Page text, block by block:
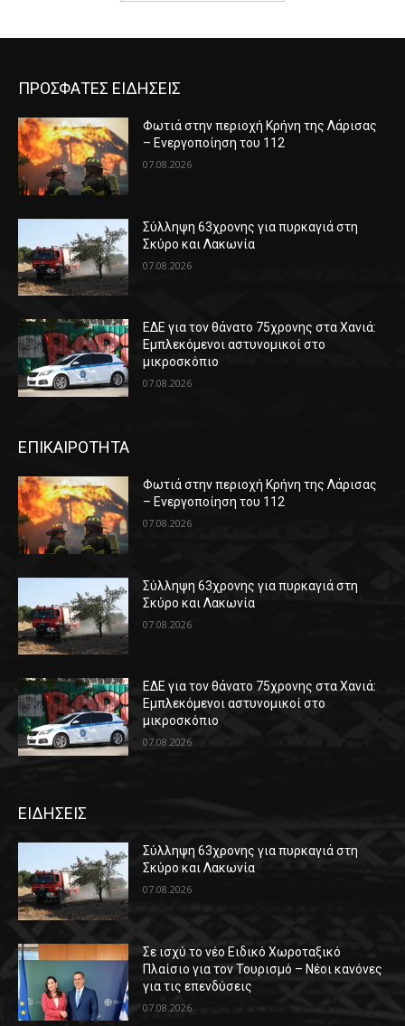
ΠΡΟΣΦΑΤΕΣ ΕΙΔΗΣΕΙΣ
Φωτιά στην περιοχή Κρήνη της Λάρισας
– Ενεργοποίηση του 112
07.08.2026
Σύλληψη 63χρονης για πυρκαγιά στη
Σκύρο και Λακωνία
07.08.2026
ΕΔΕ για τον θάνατο 75χρονης στα Χανιά:
Εμπλεκόμενοι αστυνομικοί στο
μικροσκόπιο
07.08.2026
ΕΠΙΚΑΙΡΟΤΗΤΑ
Φωτιά στην περιοχή Κρήνη της Λάρισας
– Ενεργοποίηση του 112
07.08.2026
Σύλληψη 63χρονης για πυρκαγιά στη
Σκύρο και Λακωνία
07.08.2026
ΕΔΕ για τον θάνατο 75χρονης στα Χανιά:
Εμπλεκόμενοι αστυνομικοί στο
μικροσκόπιο
07.08.2026
ΕΙΔΗΣΕΙΣ
Σύλληψη 63χρονης για πυρκαγιά στη
Σκύρο και Λακωνία
07.08.2026
Σε ισχύ το νέο Ειδικό Χωροταξικό
Πλαίσιο για τον Τουρισμό – Νέοι κανόνες
για τις επενδύσεις
07.08.2026